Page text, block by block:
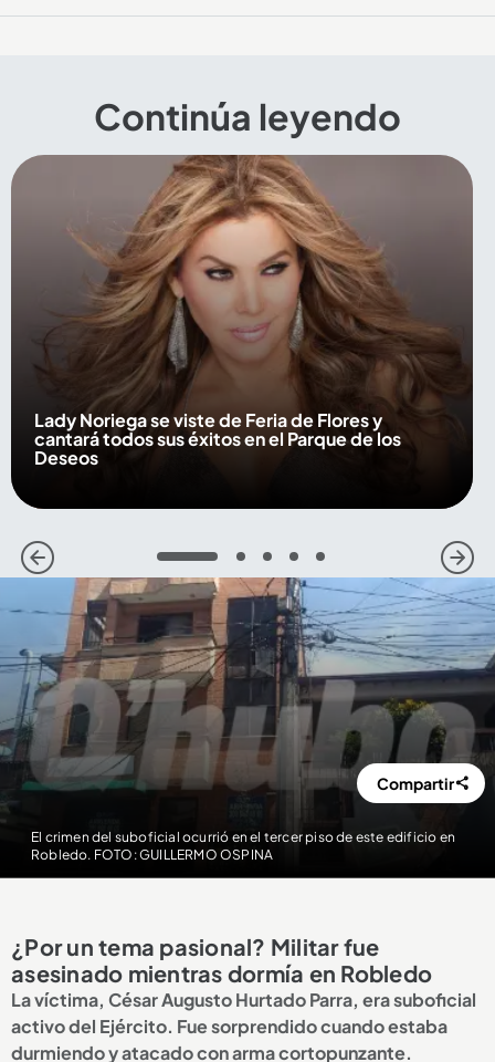
Continúa leyendo
Lady Noriega se viste de Feria de Flores y
cantará todos sus éxitos en el Parque de los
Deseos
1 2 3 4 5
El crimen del suboficial ocurrió en el tercer piso de este edificio en
Robledo. FOTO: GUILLERMO OSPINA
Compartir
¿Por un tema pasional? Militar fue
asesinado mientras dormía en Robledo
La víctima, César Augusto Hurtado Parra, era suboficial
activo del Ejército. Fue sorprendido cuando estaba
durmiendo y atacado con arma cortopunzante.